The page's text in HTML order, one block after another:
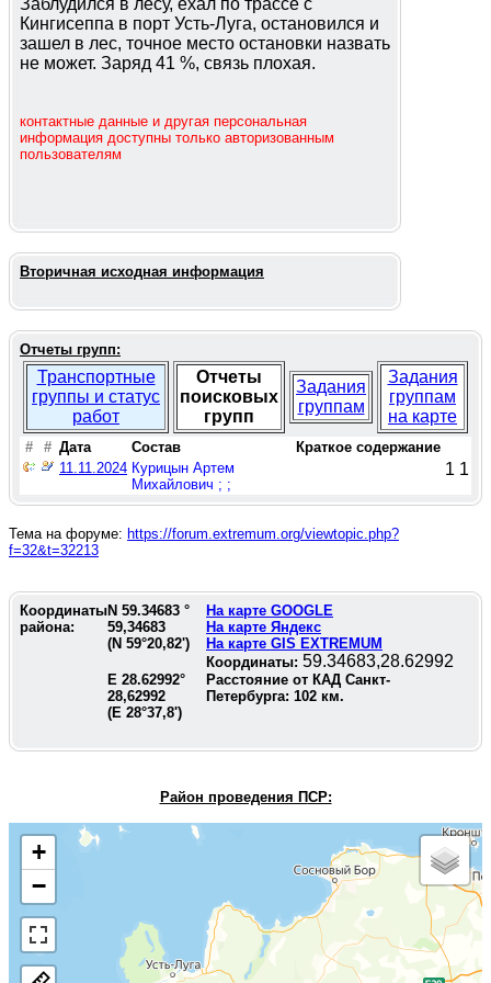
Заблудился в лесу, ехал по трассе с
Кингисеппа в порт Усть-Луга, остановился и
зашел в лес, точное место остановки назвать
не может. Заряд 41 %, связь плохая.
контактные данные и другая персональная
информация доступны только авторизованным
пользователям
Вторичная исходная информация
Отчеты групп:
Транспортные
группы и статус
работ
Отчеты
поисковых
групп
Задания
группам
Задания
группам
на карте
# # Дата Состав
Краткое содержание
11.11.2024 Курицын Артем
Михайлович ; ;
1 1
Тема на форуме: https://forum.extremum.org/viewtopic.php?
f=32&t=32213
Координаты
района:
N 59.34683 °
59,34683
(N 59°20,82')
На карте GOOGLE
На карте Яндекс
На карте GIS EXTREMUM
Координаты: 59.34683,28.62992
E 28.62992°
28,62992
(E 28°37,8')
Расстояние от КАД Санкт-
Петербурга: 102 км.
Район проведения ПСР:
+
−